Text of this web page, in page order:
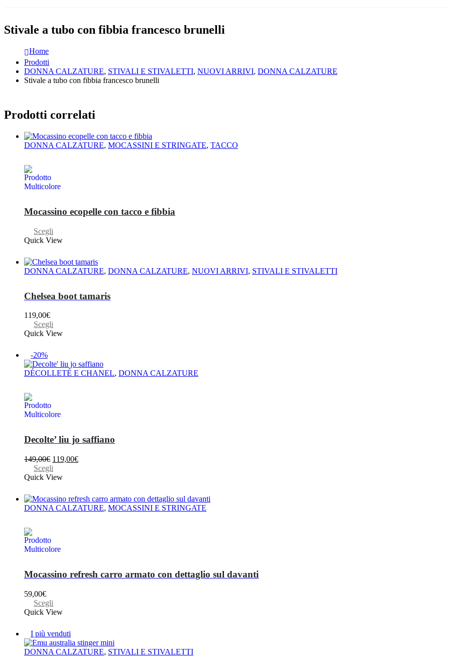
Stivale a tubo con fibbia francesco brunelli
Home
Prodotti
DONNA CALZATURE, STIVALI E STIVALETTI, NUOVI ARRIVI, DONNA CALZATURE
Stivale a tubo con fibbia francesco brunelli
Prodotti correlati
DONNA CALZATURE, MOCASSINI E STRINGATE, TACCO
Mocassino ecopelle con tacco e fibbia
Scegli
prodotto
più
varianti.
Le
possono
essere
pagina
Quick View
DONNA CALZATURE, DONNA CALZATURE, NUOVI ARRIVI, STIVALI E STIVALETTI
Chelsea boot tamaris
119,00€
Scegli
prodotto
varianti.
Le
opzioni
prodotto
Quick View
-20%
DÉCOLLETÉ E CHANEL, DONNA CALZATURE
Decolte’ liu jo saffiano
149,00€ Il
prezzo
originale
149,00€.
119,00€Il
119,00€.
Scegli
prodotto
varianti.
Le
del
Quick View
DONNA CALZATURE, MOCASSINI E STRINGATE
Mocassino refresh carro armato con dettaglio sul davanti
59,00€
Scegli
prodotto
più
varianti.
Le
opzioni
Quick View
I più venduti
DONNA CALZATURE, STIVALI E STIVALETTI